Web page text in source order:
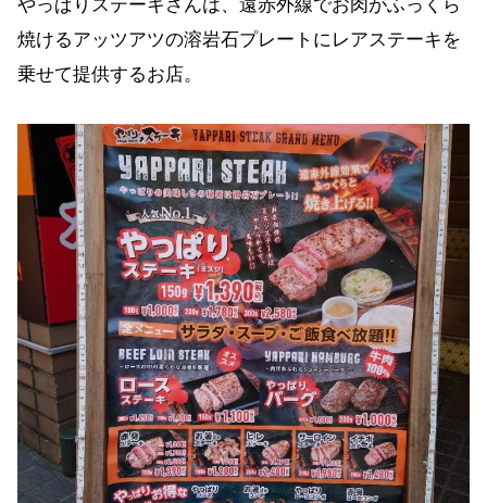
やっぱりステーキさんは、遠赤外線でお肉がふっくら
焼けるアッツアツの溶岩石プレートにレアステーキを
乗せて提供するお店。